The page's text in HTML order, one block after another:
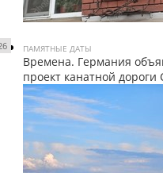
ПАМЯТНЫЕ ДАТЫ
Времена. Германия
проект канатной дороги